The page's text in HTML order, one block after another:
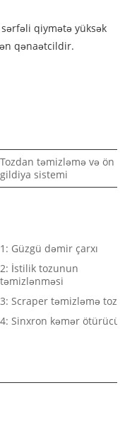
sərfəli qiymətə yüksək
qənaətcildir.
Tozdan təmizləmə və ön
gildiya sistemi
1: Güzgü dəmir çarxı
2: İstilik tozunun
təmizlənməsi
3: Scraper təmizləmə tozu
4: Sinxron kəmər ötürücü